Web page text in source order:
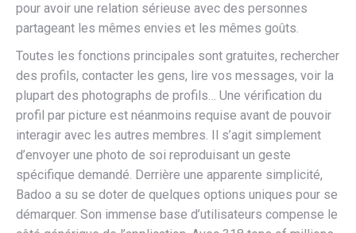
pour avoir une relation sérieuse avec des personnes
partageant les mêmes envies et les mêmes goûts.
Toutes les fonctions principales sont gratuites, rechercher
des profils, contacter les gens, lire vos messages, voir la
plupart des photographs de profils… Une vérification du
profil par picture est néanmoins requise avant de pouvoir
interagir avec les autres membres. Il s’agit simplement
d’envoyer une photo de soi reproduisant un geste
spécifique demandé. Derrière une apparente simplicité,
Badoo a su se doter de quelques options uniques pour se
démarquer. Son immense base d’utilisateurs compense le